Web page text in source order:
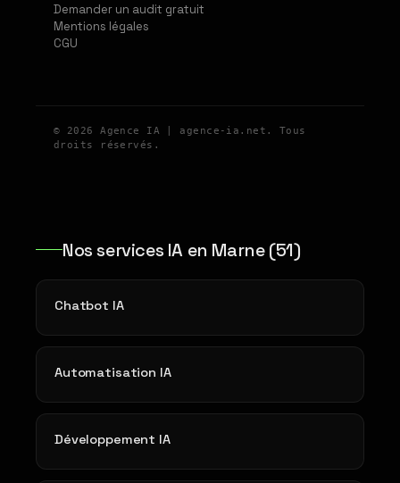
Demander un audit gratuit
Mentions légales
CGU
© 2026 Agence IA | agence-ia.net. Tous
droits réservés.
Nos services IA en Marne (51)
Chatbot IA
Automatisation IA
Développement IA